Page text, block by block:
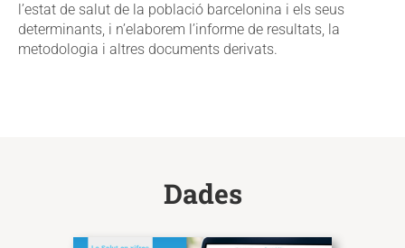
l’estat de salut de la població barcelonina i els seus
determinants, i n’elaborem l’informe de resultats, la
metodologia i altres documents derivats.
Dades